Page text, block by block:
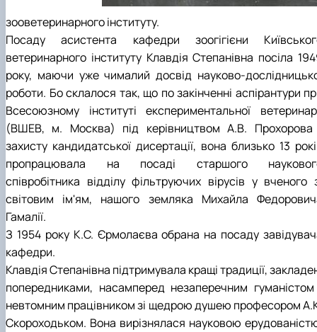
зооветеринарного інституту.
Посаду асистента кафедри зоогігієни
ветеринарного інституту Клавдія Степанівна посіла
року, маючи уже чималий досвід науково-
роботи. Бо склалося так, що по закінченні аспірантури
Всесоюзному інституті експериментальної
(ВШЕВ, м. Москва) під керівництвом А.В. Прохорова
захисту кандидатської дисертації, вона близько 13
пропрацювала на посаді старшого
співробітника відділу фільтруючих вірусів у вченого
світовим ім'ям, нашого земляка Михайла
Гамалії.
З 1954 року К.С. Єрмолаєва обрана на посаду
кафедри.
Клавдія Степанівна підтримувала кращі традиції,
попередниками, насамперед незаперечним гуманістом
невтомним працівником зі щедрою душею професором
Скороходьком. Вона вирізнялася науковою